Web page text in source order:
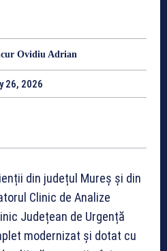
Ovidiu Adrian
26, 2026
din județul Mureș și din
Clinic de Analize
Județean de Urgență
modernizat și dotat cu